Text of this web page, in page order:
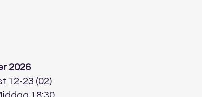
2026
12-23 (02)
18:30